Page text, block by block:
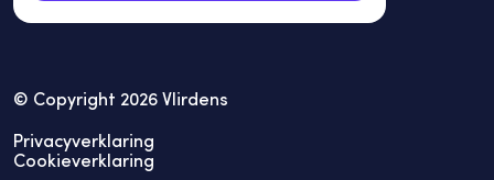
© Copyright 2026 Vlirdens
Privacyverklaring
Cookieverklaring